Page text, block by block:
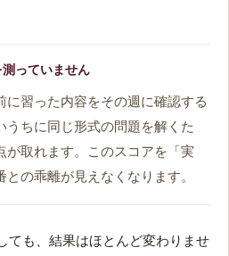
っていません
に習った内容をその週に確認する
うちに同じ形式の問題を解くた
が取れます。このスコアを「実
の乖離が見えなくなります。
ても、結果はほとんど変わりませ